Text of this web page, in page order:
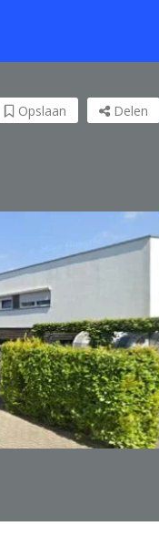
Delen
Opslaan